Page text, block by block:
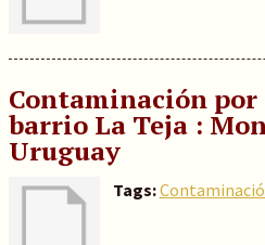
Contaminación por
barrio La Teja :
Uruguay
Tags: